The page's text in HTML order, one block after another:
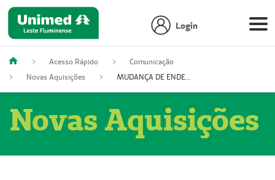
Login
Acesso Rápido
Comunicação
Novas Aquisições
MUDANÇA DE ENDEREÇO - DIAGITAB SERVIÇOS MÉDICOS LTDA (54003267-5)
Novas Aquisições